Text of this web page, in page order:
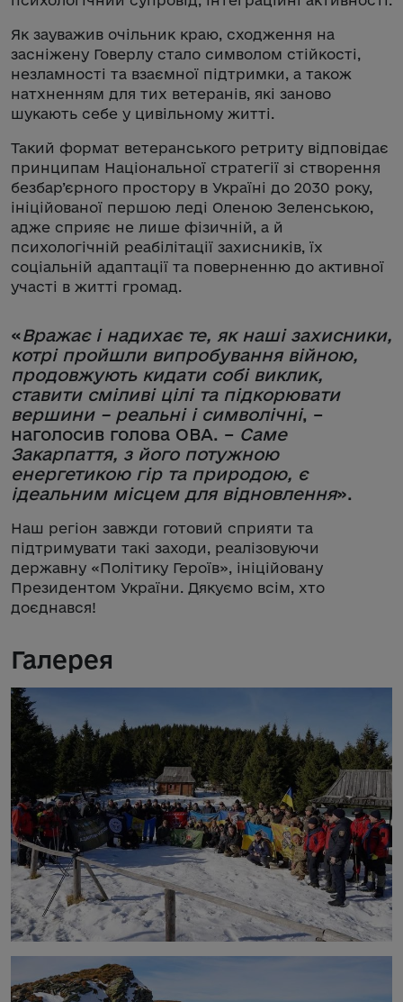
Як зауважив очільник краю, сходження на
засніжену Говерлу стало символом стійкості,
незламності та взаємної підтримки, а також
натхненням для тих ветеранів, які заново
шукають себе у цивільному житті.
Такий формат ветеранського ретриту відповідає
принципам Національної стратегії зі створення
безбар’єрного простору в Україні до 2030 року,
ініційованої першою леді Оленою Зеленською,
адже сприяє не лише фізичній, а й
психологічній реабілітації захисників, їх
соціальній адаптації та поверненню до активної
участі в житті громад.
«Вражає і надихає те, як наші захисники,
котрі пройшли випробування війною,
продовжують кидати собі виклик,
ставити сміливі цілі та підкорювати
вершини – реальні і символічні, –
наголосив голова ОВА. – Саме
Закарпаття, з його потужною
енергетикою гір та природою, є
ідеальним місцем для відновлення».
Наш регіон завжди готовий сприяти та
підтримувати такі заходи, реалізовуючи
державну «Політику Героїв», ініційовану
Президентом України. Дякуємо всім, хто
доєднався!
Галерея